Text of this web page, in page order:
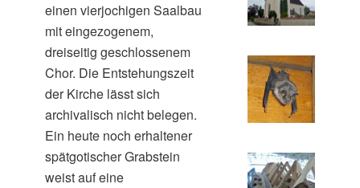
einen vierjochigen Saalbau
mit eingezogenem,
dreiseitig geschlossenem
Chor. Die Entstehungszeit
der Kirche lässt sich
archivalisch nicht belegen.
Ein heute noch erhaltener
spätgotischer Grabstein
weist auf eine